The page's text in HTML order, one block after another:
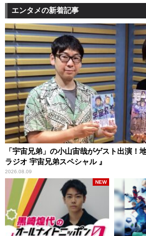
エンタメの新着記事
「宇宙兄弟」の小山宙哉がゲスト出演！
ラジオ 宇宙兄弟スペシャル 』
2026.08.09
NEW